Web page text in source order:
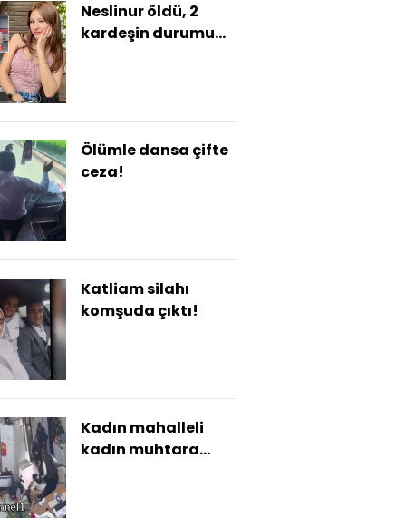
Neslinur öldü, 2
kardeşin durumu
Ölümle dansa çifte
ceza!
Katliam silahı
komşuda çıktı!
Kadın mahalleli
kadın muhtara